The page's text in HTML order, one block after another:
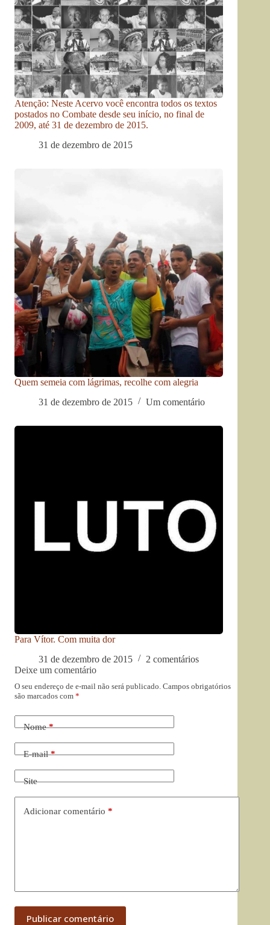
Atenção: Neste Acervo você encontra todos os textos
postados no Combate desde seu início, no final de
2009, até 31 de dezembro de 2015.
31 de dezembro de 2015
Quem semeia com lágrimas, recolhe com alegria
31 de dezembro de 2015
Um comentário
Para Vítor. Com muita dor
31 de dezembro de 2015
2 comentários
Deixe um comentário
O seu endereço de e-mail não será publicado. Campos obrigatórios
são marcados com *
Nome*
E-mail*
Site
Adicionar comentário *
Publicar comentário